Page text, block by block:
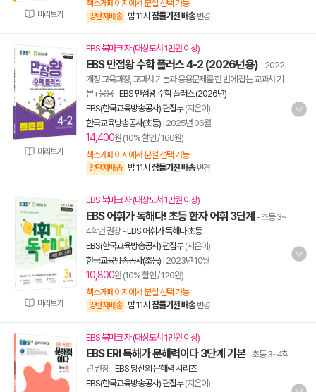
미리보기
책소개페이지에서 분철 선택 가능
양탄자배송 밤 11시 잠들기전 배송 변경
미리보기
EBS 북마크 자 (대상도서 1만원 이상)
EBS 만점왕 수학 플러스 4-2 (2026년용) - 2022
개정 교육과정, 교과서 기본과 응용문제를 한 번에 잡는 교과서 기
본+응용-EBS 만점왕 수학 플러스 (2026년)
EBS(한국교육방송공사) 편집부(지은이)
한국교육방송공사(초등) 2025년 06월
14,400원 (10% 할인 / 160원)
책소개페이지에서 분철 선택 가능
양탄자배송 밤 11시 잠들기전 배송 변경
미리보기
EBS 북마크 자 (대상도서 1만원 이상)
EBS 어휘가 독해다! 초등 한자 어휘 3단계 - 초등 3~
4학년 권장-EBS 어휘가 독해다 초등
EBS(한국교육방송공사) 편집부(지은이)
한국교육방송공사(초등) 2023년 10월
10,800원 (10% 할인 / 120원)
책소개페이지에서 분철 선택 가능
양탄자배송 밤 11시 잠들기전 배송 변경
EBS 북마크 자 (대상도서 1만원 이상)
EBS ERI 독해가 문해력이다 3단계 기본- 초등 3~4학
년 권장-EBS 당신의 문해력 시리즈
EBS(한국교육방송공사) 편집부(지은이)